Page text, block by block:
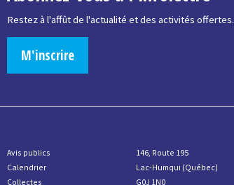
Restez à l'affût de l'actualité et des activités offertes.
M'inscrire
146, Route 195
Lac-Humqui (Québec)
G0J 1N0
Avis publics
Calendrier
Collectes